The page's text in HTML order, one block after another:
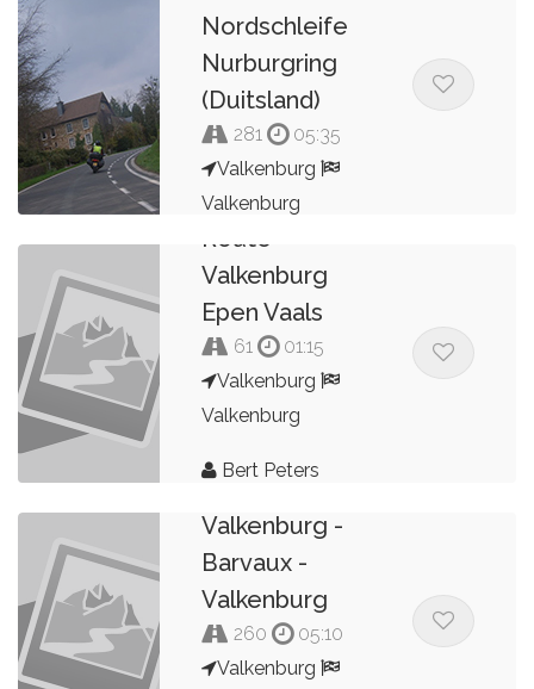
Nordschleife
Nurburgring
(Duitsland)
281
05:35
Valkenburg
Valkenburg
Route
Valkenburg
Epen Vaals
61
01:15
Valkenburg
Valkenburg
Bert Peters
Route
Valkenburg -
Barvaux -
Valkenburg
260
05:10
Valkenburg